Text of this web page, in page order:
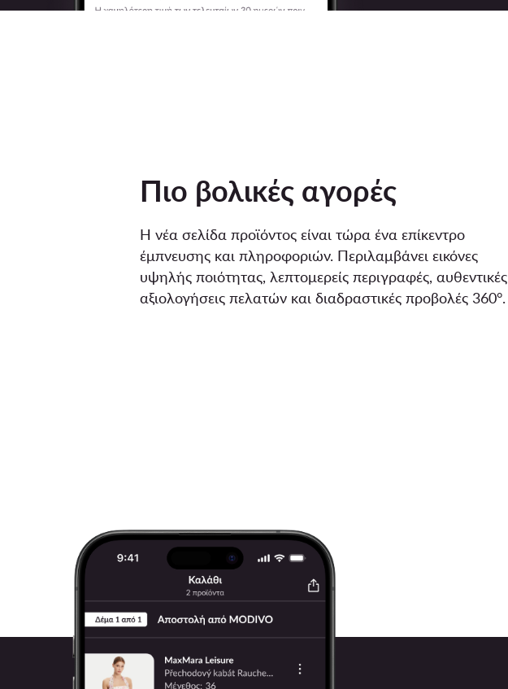
Πιο βολικές αγορές
Η νέα σελίδα προϊόντος είναι τώρα ένα επίκεντρο
έμπνευσης και πληροφοριών. Περιλαμβάνει εικόνες
υψηλής ποιότητας, λεπτομερείς περιγραφές, αυθεντικές
αξιολογήσεις πελατών και διαδραστικές προβολές 360°.